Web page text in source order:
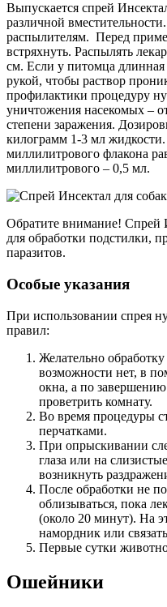
Выпускается спрей
различной
распылителям. Перед
встряхнуть. Распылять
см. Если у питомца
рукой, чтобы раствор
профилактики процедуру
уничтожения насекомых –
степени заражения.
килограмм 1-3 мл
миллилитрового флакона
миллилитрового – 0,5 мл.
Обратите внимание! Спрей
для обработки подстилки,
паразитов.
Особые указания
При использовании спрея
правил:
Желательно
возможности нет, в
окна, а по
проветрить комнату.
Во время процедуры
перчатками.
При опрыскивании
глаза или на
возникнуть
После обработки не
облизываться, пока
(около 20 минут). На
намордник или
Первые сутки
Ошейники